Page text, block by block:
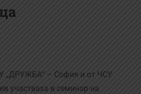
„ДРУЖБА“ – София и от ЧСУ
участваха в семинар на